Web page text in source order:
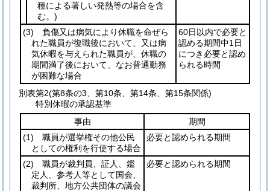
種による著しい発熱等の場合を含
む。)
(3) 負傷又は病気により休職を命ぜら
れた職員が復職後において、又は病
気休暇を与えられた職員が、休職の
期間満了後において、なお普通勤務
が困難な場合
60日以内で必要と
認める期間中1日
につき必要と認め
られる時間
別表第2(第8条の3、第10条、第14条、第15条関係)
特別休暇の承認基準
事由
期間
(1) 職員が選挙権その他公民
としての権利を行使する場合
必要と認められる期間
(2) 職員が裁判員、証人、鑑
定人、参考人等として国会、
裁判所、地方公共団体の議会
必要と認められる期間